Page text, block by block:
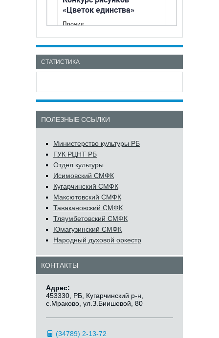
СТАТИСТИКА
ПОЛЕЗНЫЕ ССЫЛКИ
Министерство культуры РБ
ГУК РЦНТ РБ
Отдел культуры
Исимовский СМФК
Кугарчинский СМФК
Максютовский СМФК
Тавакановский СМФК
Тляумбетовский СМФК
Юмагузинский СМФК
Народный духовой оркестр
КОНТАКТЫ
Адрес:
453330, РБ, Кугарчинский р-н,
с.Мраково, ул.З.Биишевой, 80
(34789) 2-13-72